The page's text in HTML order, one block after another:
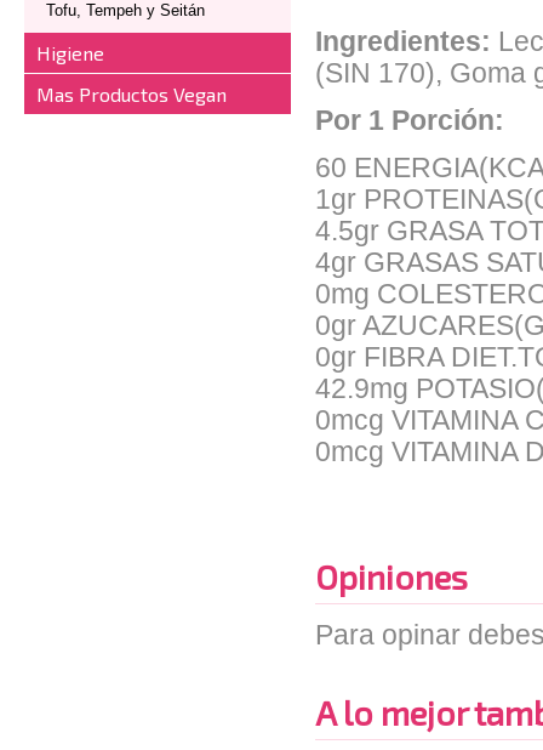
Tofu, Tempeh y Seitán
Higiene
Mas Productos Vegan
Ingredientes:
(SIN 170), Goma
Por 1 Porción:
60
1gr
4.5gr GRASA
4gr GRASAS
0mg
0gr
0gr FIBRA
42.9mg
0mcg VITAMINA
0mcg VITAMINA
Opiniones
Para opinar
A lo mejor